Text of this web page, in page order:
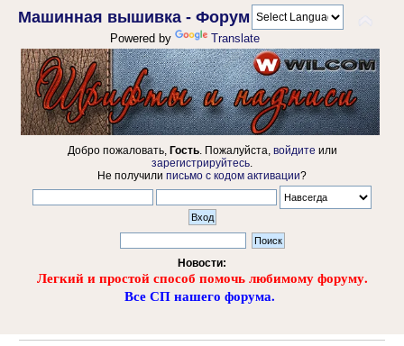
Машинная вышивка - Форум
Powered by Translate
Добро пожаловать, Гость. Пожалуйста, войдите или
зарегистрируйтесь
Не получили письмо с кодом активации?
Новости:
Легкий и простой способ помочь любимому форуму.
Все СП нашего форума.